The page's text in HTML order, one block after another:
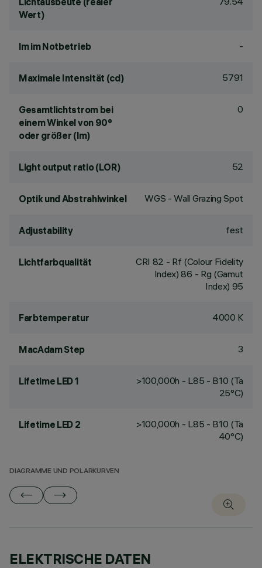
Wert)
lm im Notbetrieb -
Maximale Intensität (cd) 5791
Gesamtlichtstrom bei
einem Winkel von 90°
oder größer (lm)
0
Light output ratio (LOR) 52
Optik und Abstrahlwinkel WGS - Wall Grazing Spot
Adjustability fest
Lichtfarbqualität CRI 82 - Rf (Colour Fidelity
Index) 86 - Rg (Gamut
Index) 95
Farbtemperatur 4000 K
MacAdam Step 3
Lifetime LED 1
>100,000h - L85 - B10 (Ta
25°C)
Lifetime LED 2
>100,000h - L85 - B10 (Ta
40°C)
DIAGRAMME UND POLARKURVEN
ELEKTRISCHE DATEN